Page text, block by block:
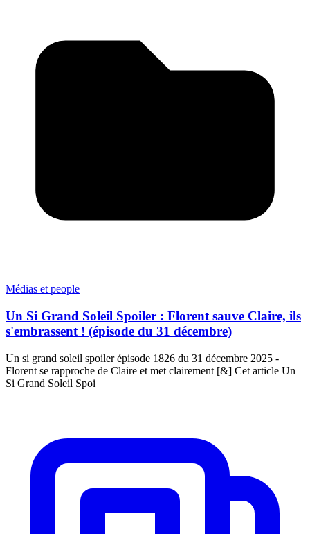
Médias et people
Un Si Grand Soleil Spoiler : Florent sauve Claire, ils
s'embrassent ! (épisode du 31 décembre)
Un si grand soleil spoiler épisode 1826 du 31 décembre 2025 -
Florent se rapproche de Claire et met clairement [&] Cet article Un
Si Grand Soleil Spoi